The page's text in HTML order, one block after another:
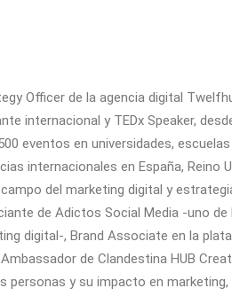
Officer de la agencia digital
internacional y TEDx Speaker,
eventos en universidades,
internacionales en España, Reino
del marketing digital y
de Adictos Social Media -uno
digital-, Brand Associate en la
de Clandestina HUB
personas y su impacto en